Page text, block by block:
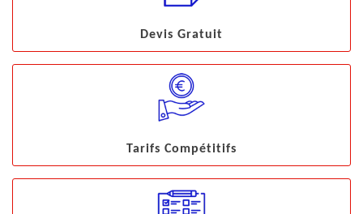
Devis Gratuit
Tarifs Compétitifs